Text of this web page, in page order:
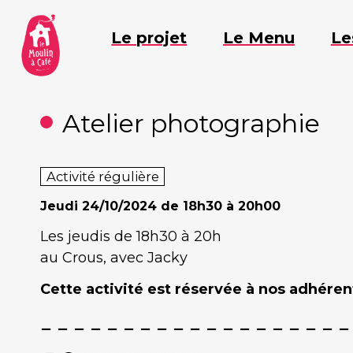
contenu
Le projet Le Menu
Atelier photographie
Activité régulière
Jeudi 24/10/2024 de 18h30 à 20h00
Les jeudis de 18h30 à 20h
au Crous, avec Jacky
Cette activité est réservée à nos